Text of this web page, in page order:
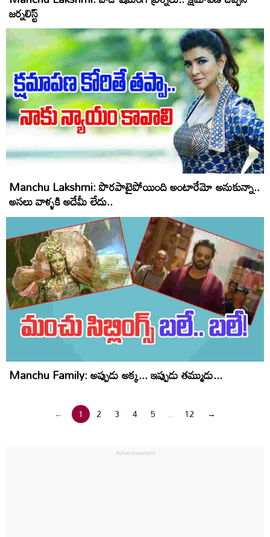
జర్నలిస్ట్‌
Manchu Lakshmi: పొరపాటైపోయింది అంటారేమో అనుకున్నా..
అసలు వాళ్ళకి అదేమీ లేదు..
Manchu Family: అప్పుడు అక్క... ఇప్పుడు తమ్ముడు...
← 1 2 3 4 5 ... 12 →